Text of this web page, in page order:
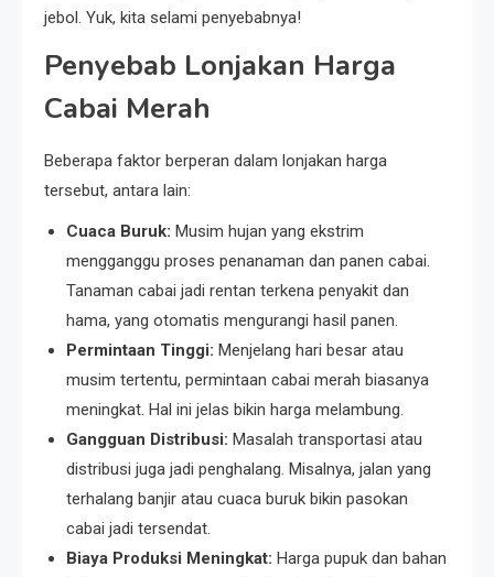
jebol. Yuk, kita selami penyebabnya!
Penyebab Lonjakan Harga
Cabai Merah
Beberapa faktor berperan dalam lonjakan harga
tersebut, antara lain:
Cuaca Buruk: Musim hujan yang ekstrim
mengganggu proses penanaman dan panen cabai.
Tanaman cabai jadi rentan terkena penyakit dan
hama, yang otomatis mengurangi hasil panen.
Permintaan Tinggi: Menjelang hari besar atau
musim tertentu, permintaan cabai merah biasanya
meningkat. Hal ini jelas bikin harga melambung.
Gangguan Distribusi: Masalah transportasi atau
distribusi juga jadi penghalang. Misalnya, jalan yang
terhalang banjir atau cuaca buruk bikin pasokan
cabai jadi tersendat.
Biaya Produksi Meningkat: Harga pupuk dan bahan